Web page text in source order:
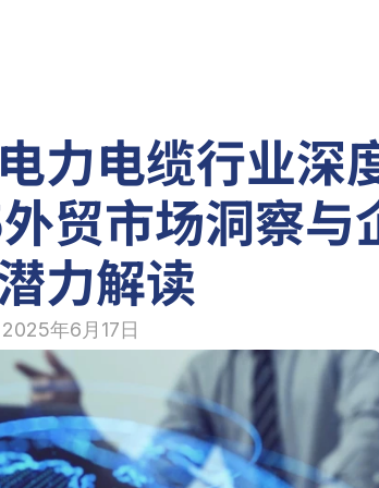
力电缆行业深
贸市场洞察与
力解读
2025年6月17日